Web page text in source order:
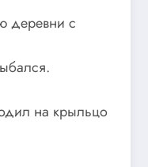
деревни с
на крыльцо